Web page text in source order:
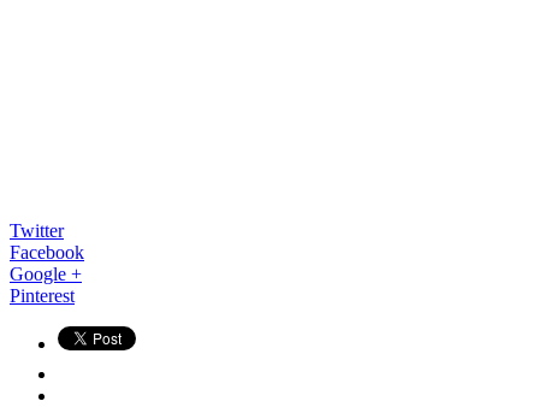
Twitter
Facebook
Google +
Pinterest